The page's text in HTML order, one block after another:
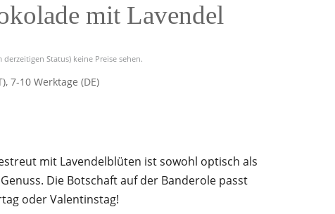
mit Lavendel
Status) keine Preise sehen.
7-10 Werktage (DE)
mit Lavendelblüten ist sowohl optisch als
Die Botschaft auf der Banderole passt
oder Valentinstag!